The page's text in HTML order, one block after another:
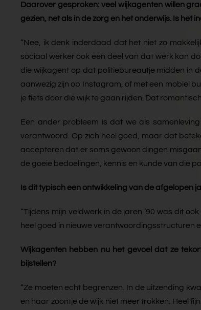
Daarover gesproken: veel wijkagenten willen
gezien, net als in de zorg en het onderwijs. Is het
“Nee, ik denk inderdaad dat het niet zo
sociaal werker ook een deel van dat werk kan
die wijkagent op dat politiebureautje midden in
aanwezig zijn op Instagram, of met een mobiel
je fiets door die wijk te gaan rijden. Dat
Een ander probleem is dat we als
verantwoord. Op zich heel goed, maar dat
accepteren dat er soms gewoon dingen
de goeie bedoelingen, kennis en kunde van die
Is dit typisch een ontwikkeling van de afgelopen
“Tijdens mijn veldwerk in de jaren ’90 was dit
heel goed in nieuwe verantwoordingsstructuren
Wijkagenten hebben nu het gevoel dat ze
bijstellen?
“Ze moeten echt begrenzen. In de uitzending
en haar zoontje de wijk niet meer trokken. Heel